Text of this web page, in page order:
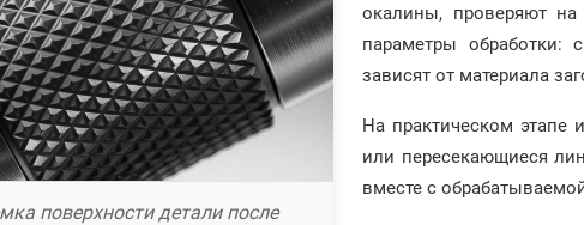
поверхности детали после
окалины, проверяют
параметры обработки:
зависят от материала
На практическом этапе
или пересекающиеся
вместе с